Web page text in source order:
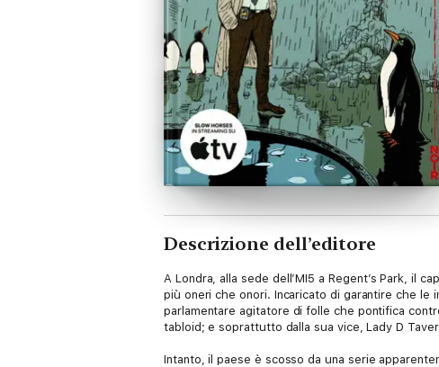
Descrizione dell’editore
A Londra, alla sede dell’MI5 a Regent’s Park, il
più oneri che onori. Incaricato di garantire che le
parlamentare agitatore di folle che pontifica
tabloid; e soprattutto dalla sua vice, Lady D
Intanto, il paese è scosso da una serie